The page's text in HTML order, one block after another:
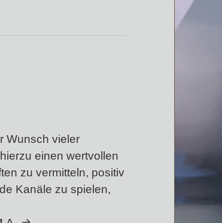
Wunsch vieler
einen wertvollen
zu vermitteln, positiv
Kanäle zu spielen,